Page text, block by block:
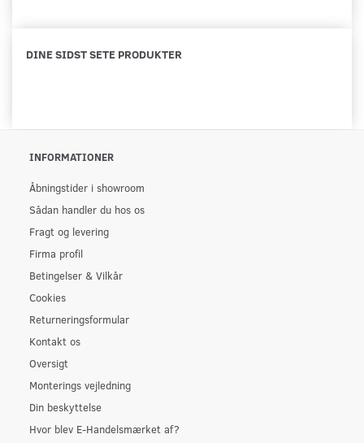
DINE SIDST SETE PRODUKTER
INFORMATIONER
Åbningstider i showroom
Sådan handler du hos os
Fragt og levering
Firma profil
Betingelser & Vilkår
Cookies
Returneringsformular
Kontakt os
Oversigt
Monterings vejledning
Din beskyttelse
Hvor blev E-Handelsmærket af?